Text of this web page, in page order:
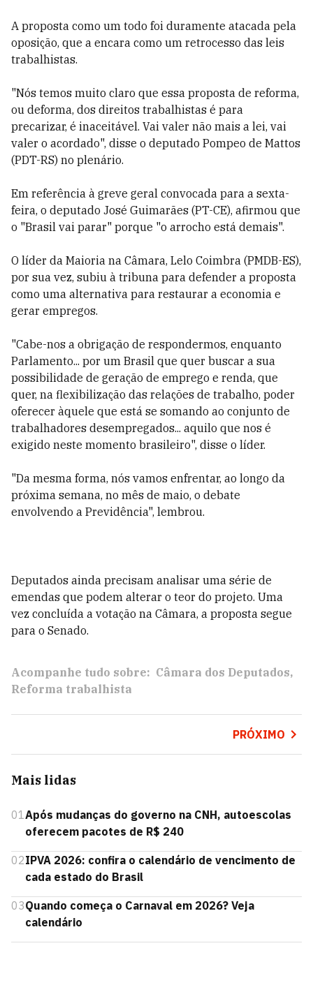
A proposta como um todo foi duramente atacada pela
oposição, que a encara como um retrocesso das leis
trabalhistas.
"Nós temos muito claro que essa proposta de reforma,
ou deforma, dos direitos trabalhistas é para
precarizar, é inaceitável. Vai valer não mais a lei, vai
valer o acordado", disse o deputado Pompeo de Mattos
(PDT-RS) no plenário.
Em referência à greve geral convocada para a sexta-
feira, o deputado José Guimarães (PT-CE), afirmou que
o "Brasil vai parar" porque "o arrocho está demais".
O líder da Maioria na Câmara, Lelo Coimbra (PMDB-ES),
por sua vez, subiu à tribuna para defender a proposta
como uma alternativa para restaurar a economia e
gerar empregos.
"Cabe-nos a obrigação de respondermos, enquanto
Parlamento... por um Brasil que quer buscar a sua
possibilidade de geração de emprego e renda, que
quer, na flexibilização das relações de trabalho, poder
oferecer àquele que está se somando ao conjunto de
trabalhadores desempregados... aquilo que nos é
exigido neste momento brasileiro", disse o líder.
"Da mesma forma, nós vamos enfrentar, ao longo da
próxima semana, no mês de maio, o debate
envolvendo a Previdência", lembrou.
Deputados ainda precisam analisar uma série de
emendas que podem alterar o teor do projeto. Uma
vez concluída a votação na Câmara, a proposta segue
para o Senado.
Acompanhe tudo sobre: Câmara dos Deputados
Reforma trabalhista
PRÓXIMO
Mais lidas
01Após mudanças do governo na CNH, autoescolas
oferecem pacotes de R$ 240
02IPVA 2026: confira o calendário de vencimento de
cada estado do Brasil
03Quando começa o Carnaval em 2026? Veja
calendário